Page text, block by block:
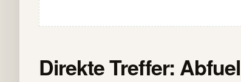
Direkte Treffer: